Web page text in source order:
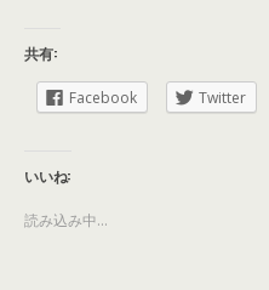
共有:
Facebook Twitter
いいね:
読み込み中...